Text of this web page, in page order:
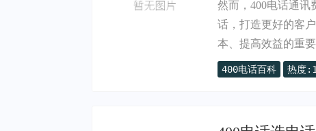
然而，400电话通讯
话，打造更好的客
本、提高效益的重
400电话百科 热度